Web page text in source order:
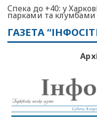
Спека до +40: у
парками та клумбами
ГАЗЕТА